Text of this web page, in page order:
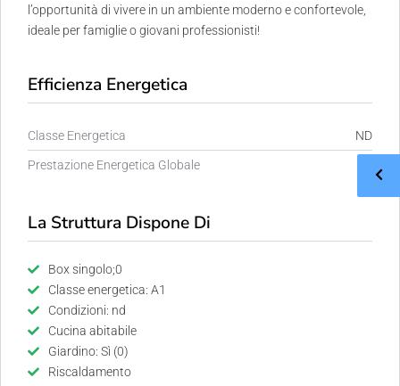
l’opportunità di vivere in un ambiente moderno e confortevole,
ideale per famiglie o giovani professionisti!
Efficienza Energetica
Classe Energetica ND
Prestazione Energetica Globale
La Struttura Dispone Di
Box singolo;0
Classe energetica: A1
Condizioni: nd
Cucina abitabile
Giardino: Sì (0)
Riscaldamento